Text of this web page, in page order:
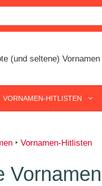
VORNAMEN-HITLISTEN
‣ Vornamen-Hitlisten